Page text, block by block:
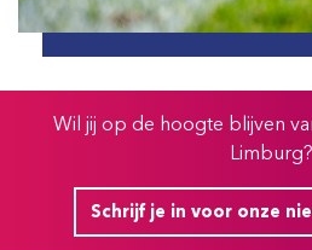
Wil jij op de hoogte blijven
Limburg?
Schrijf je in voor onze